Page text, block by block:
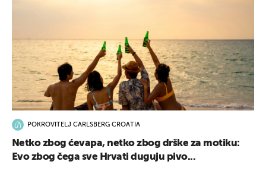
POKROVITELJ CARLSBERG CROATIA
Netko zbog ćevapa, netko zbog drške za motiku:
Evo zbog čega sve Hrvati duguju pivo...